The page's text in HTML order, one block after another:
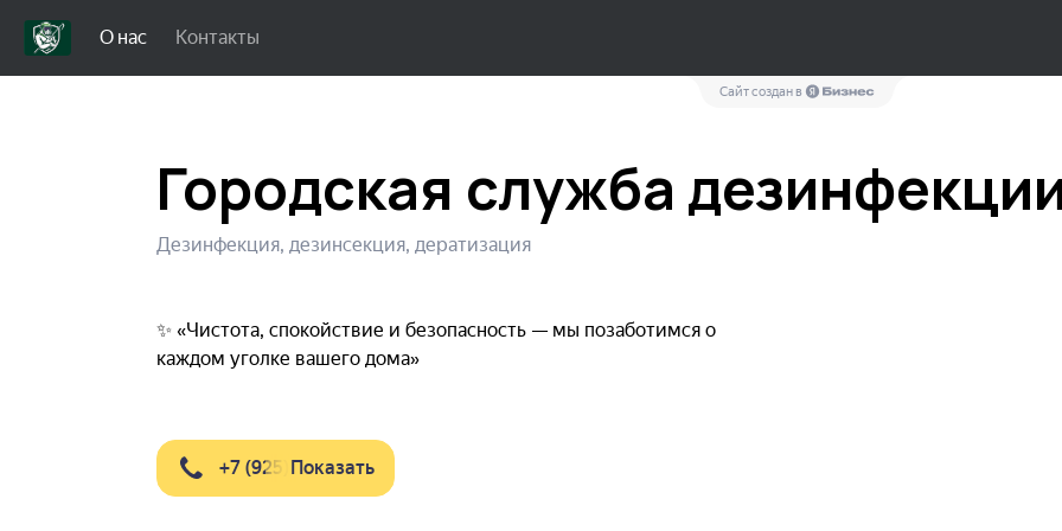
О нас Контакты
Сайт создан в
Городская служба
Дезинфекция, дезинсекция, дератизация
✨ «Чистота, спокойствие и безопасность — мы позаботимся о
каждом уголке вашего дома»
+7 (925) 850-**-**
Показать